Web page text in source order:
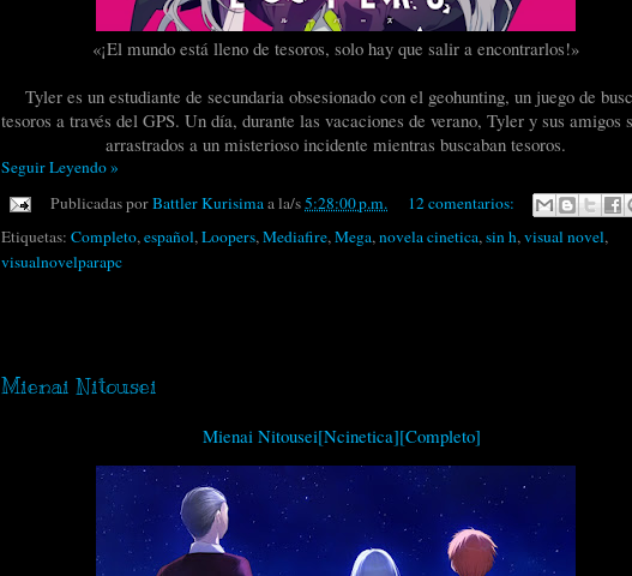
«¡El mundo está lleno de tesoros, solo hay que salir a encontrarlos!»
Tyler es un estudiante de secundaria obsesionado con el geohunting, un juego de
tesoros a través del GPS. Un día, durante las vacaciones de verano, Tyler y sus amigos
arrastrados a un misterioso incidente mientras buscaban tesoros.
Seguir Leyendo »
Publicadas porBattler Kurisimaa la/s5:28:00 p.m.
12 comentarios:
Etiquetas: Completo,español,Loopers,Mediafire,Mega,novela cinetica,sin h,visual novel,
visualnovelparapc
Mienai Nitousei
Mienai Nitousei[Ncinetica][Completo]